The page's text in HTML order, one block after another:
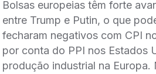
Bolsas europeias têm forte
entre Trump e Putin, o que
fecharam negativos com CPI
por conta do PPI nos Estados
produção industrial na